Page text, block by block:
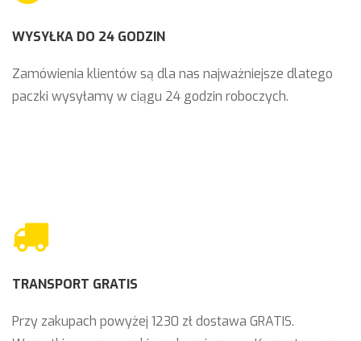
WYSYŁKA DO 24 GODZIN
Zamówienia klientów są dla nas najważniejsze dlatego
paczki wysyłamy w ciągu 24 godzin roboczych.
TRANSPORT GRATIS
Przy zakupach powyżej 1230 zł dostawa GRATIS.